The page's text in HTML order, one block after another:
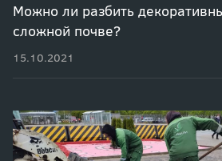
Можно ли разбить
сложной почве?
15.10.2021